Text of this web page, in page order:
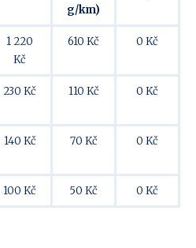
g/km)
1 220
Kč
610 Kč 0 Kč
230 Kč 110 Kč 0 Kč
140 Kč 70 Kč 0 Kč
100 Kč 50 Kč 0 Kč